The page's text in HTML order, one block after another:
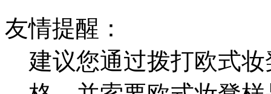
友情提醒：
建议您通过拨打欧式